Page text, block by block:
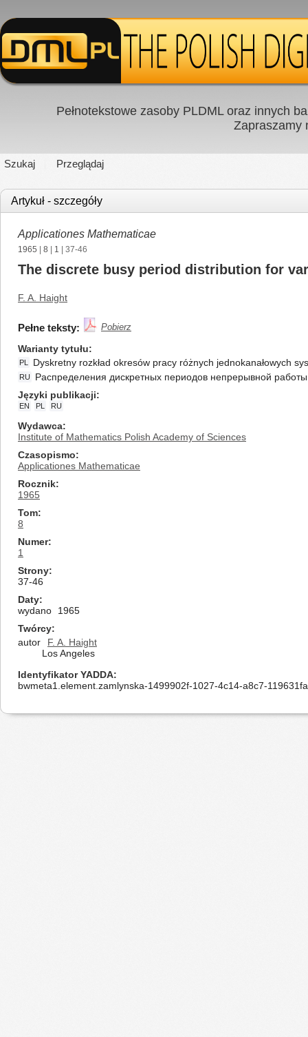
Pełnotekstowe zasoby PLDML oraz innych
Zapraszamy
Szukaj Przeglądaj
Artykuł - szczegóły
Applicationes Mathematicae
1965 8 1 | 37-46
The discrete busy period distribution for
F. A. Haight
Pełne teksty: Pobierz
Warianty tytułu
PL Dyskretny rozkład okresów pracy różnych jednokanałowych
RU
Распределения дискретных периодов непрерывной
Języki publikacji
EN PL RU
Wydawca
Institute of Mathematics Polish Academy of Sciences
Czasopismo
Applicationes Mathematicae
Rocznik
1965
Tom
8
Numer
1
Strony
37-46
Daty
wydano
1965
Twórcy
autor
F. A. Haight
Los Angeles
Identyfikator YADDA
bwmeta1.element.zamlynska-1499902f-1027-4c14-a8c7-